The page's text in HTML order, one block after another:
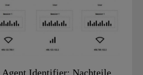
Agent Identifier: Nachteile